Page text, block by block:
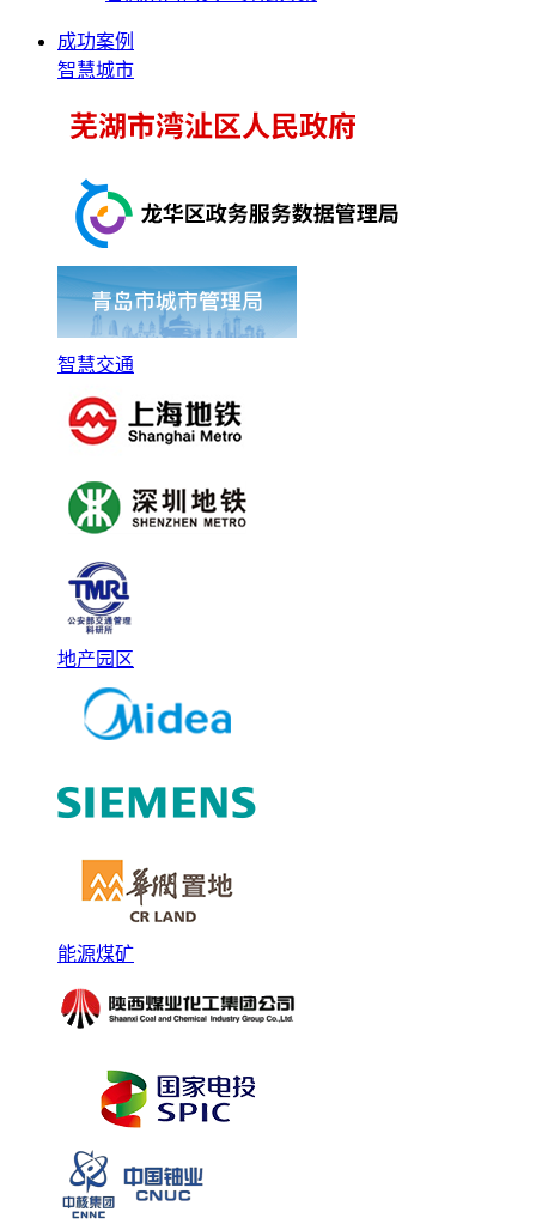
成功案例
智慧城市
智慧交通
地产园区
能源煤矿